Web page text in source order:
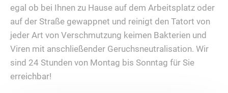
egal ob bei Ihnen zu Hause auf dem Arbeitsplatz oder
auf der Straße gewappnet und reinigt den Tatort von
jeder Art von Verschmutzung keimen Bakterien und
Viren mit anschließender Geruchsneutralisation. Wir
sind 24 Stunden von Montag bis Sonntag für Sie
erreichbar!